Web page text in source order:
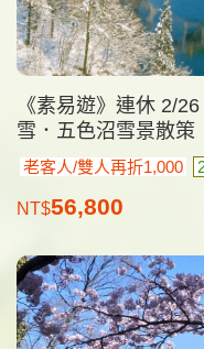
《素易遊》連休 2/
雪．五色沼雪景散策
老客人/雙人再折1,000
NT$56,800